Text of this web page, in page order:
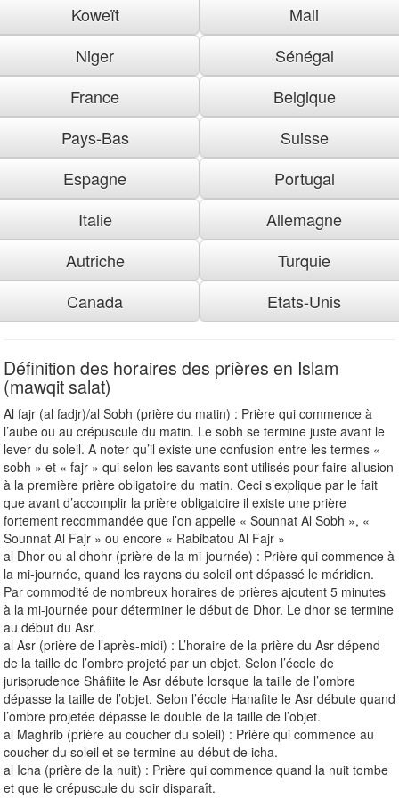
Koweït
Mali
Niger
Sénégal
France
Belgique
Pays-Bas
Suisse
Espagne
Portugal
Italie
Allemagne
Autriche
Turquie
Canada
Etats-Unis
Définition des horaires des prières en Islam
(mawqit salat)
Al fajr (al fadjr)/al Sobh (prière du matin) : Prière qui commence à
l’aube ou au crépuscule du matin. Le sobh se termine juste avant le
lever du soleil. A noter qu’il existe une confusion entre les termes «
sobh » et « fajr » qui selon les savants sont utilisés pour faire allusion
à la première prière obligatoire du matin. Ceci s’explique par le fait
que avant d’accomplir la prière obligatoire il existe une prière
fortement recommandée que l’on appelle « Sounnat Al Sobh », «
Sounnat Al Fajr » ou encore « Rabibatou Al Fajr »
al Dhor ou al dhohr (prière de la mi-journée) : Prière qui commence à
la mi-journée, quand les rayons du soleil ont dépassé le méridien.
Par commodité de nombreux horaires de prières ajoutent 5 minutes
à la mi-journée pour déterminer le début de Dhor. Le dhor se termine
au début du Asr.
al Asr (prière de l’après-midi) : L’horaire de la prière du Asr dépend
de la taille de l’ombre projeté par un objet. Selon l’école de
jurisprudence Shâfiite le Asr débute lorsque la taille de l’ombre
dépasse la taille de l’objet. Selon l’école Hanafite le Asr débute quand
l’ombre projetée dépasse le double de la taille de l’objet.
al Maghrib (prière au coucher du soleil) : Prière qui commence au
coucher du soleil et se termine au début de icha.
al Icha (prière de la nuit) : Prière qui commence quand la nuit tombe
et que le crépuscule du soir disparaît.